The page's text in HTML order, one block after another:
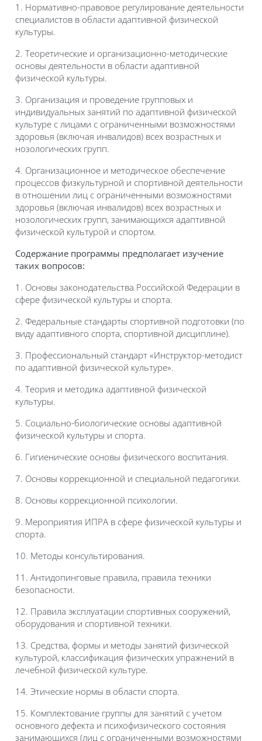
1. Нормативно-правовое регулирование деятельности
специалистов в области адаптивной физической
культуры.
2. Теоретические и организационно-методические
основы деятельности в области адаптивной
физической культуры.
3. Организация и проведение групповых и
индивидуальных занятий по адаптивной физической
культуре с лицами с ограниченными возможностями
здоровья (включая инвалидов) всех возрастных и
нозологических групп.
4. Организационное и методическое обеспечение
процессов физкультурной и спортивной деятельности
в отношении лиц с ограниченными возможностями
здоровья (включая инвалидов) всех возрастных и
нозологических групп, занимающихся адаптивной
физической культурой и спортом.
Содержание программы предполагает изучение
таких вопросов:
1. Основы законодательства Российской Федерации в
сфере физической культуры и спорта.
2. Федеральные стандарты спортивной подготовки (по
виду адаптивного спорта, спортивной дисциплине).
3. Профессиональный стандарт «Инструктор-методист
по адаптивной физической культуре».
4. Теория и методика адаптивной физической
культуры.
5. Социально-биологические основы адаптивной
физической культуры и спорта.
6. Гигиенические основы физического воспитания.
7. Основы коррекционной и специальной педагогики.
8. Основы коррекционной психологии.
9. Мероприятия ИПРА в сфере физической культуры и
спорта.
10. Методы консультирования.
11. Антидопинговые правила, правила техники
безопасности.
12. Правила эксплуатации спортивных сооружений,
оборудования и спортивной техники.
13. Средства, формы и методы занятий физической
культурой, классификация физических упражнений в
лечебной физической культуре.
14. Этические нормы в области спорта.
15. Комплектование группы для занятий с учетом
основного дефекта и психофизического состояния
занимающихся (лиц с ограниченными возможностями